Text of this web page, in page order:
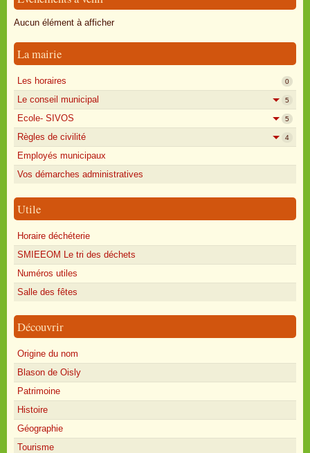
Oisly autrefois
Annonces
Aucun élément à afficher
La mairie
Les horaires 0
Le conseil municipal 5
Ecole- SIVOS 5
Règles de civilité 4
Employés municipaux
Vos démarches administratives
Utile
Horaire déchéterie
SMIEEOM Le tri des déchets
Numéros utiles
Salle des fêtes
Découvrir
Origine du nom
Blason de Oisly
Patrimoine
Histoire
Géographie
Tourisme